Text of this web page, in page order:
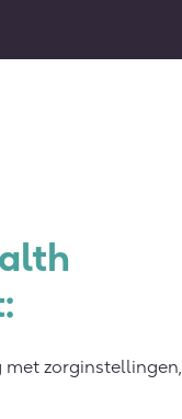
met zorginstellingen,